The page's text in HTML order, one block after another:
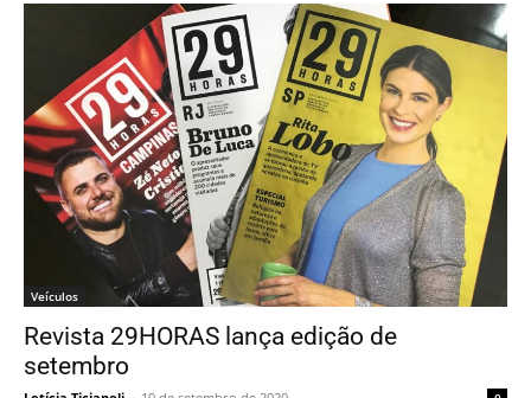
Veículos
Revista 29HORAS lança edição de
setembro